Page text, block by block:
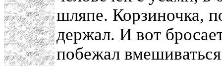
шляпе. Корзиночка,
держал. И вот
побежал